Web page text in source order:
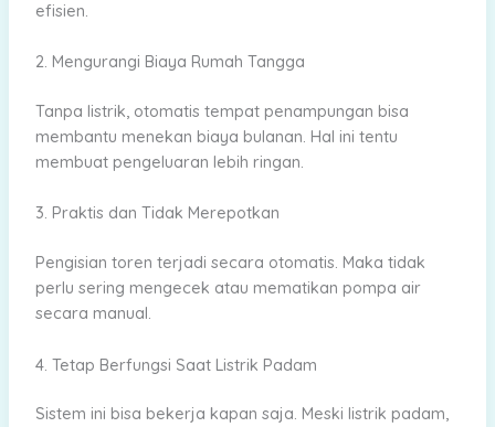
efisien.
2. Mengurangi Biaya Rumah Tangga
Tanpa listrik, otomatis tempat penampungan bisa
membantu menekan biaya bulanan. Hal ini tentu
membuat pengeluaran lebih ringan.
3. Praktis dan Tidak Merepotkan
Pengisian toren terjadi secara otomatis. Maka tidak
perlu sering mengecek atau mematikan pompa air
secara manual.
4. Tetap Berfungsi Saat Listrik Padam
Sistem ini bisa bekerja kapan saja. Meski listrik padam,